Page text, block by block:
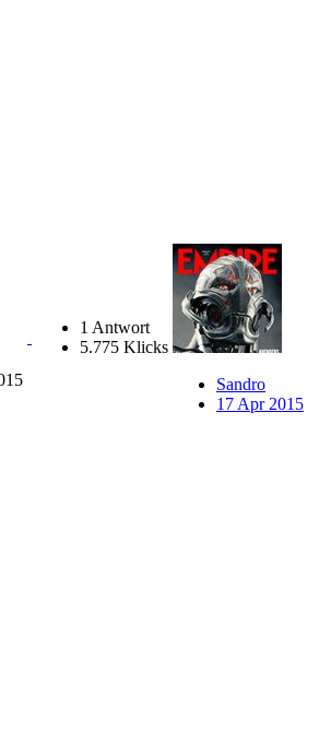
1 Antwort
5.775 Klicks
Sandro
17 Apr 2015